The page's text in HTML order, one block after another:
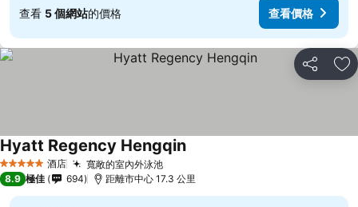
查看 5 個網站的價格 查看價格
分享 放
5 星級 酒店 寬敞的室內外泳池
Hyatt Regency Hengqin
8.9 極佳 694 距離市中心 17.3 公里